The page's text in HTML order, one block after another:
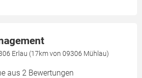
Erlau (17km von 09306 Mühlau)
aus 2 Bewertungen